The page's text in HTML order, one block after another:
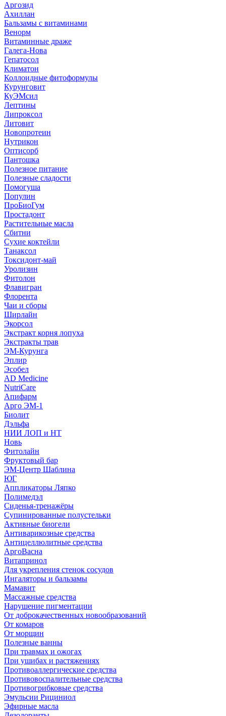
Аргозид
Ахиллан
Бальзамы с витаминами
Венорм
Витаминные драже
Галега-Нова
Гепатосол
Климатон
Коллоидные фитоформулы
Курунговит
КуЭМсил
Лептины
Липроксол
Литовит
Новопротеин
Нутрикон
Оптисорб
Пантошка
Полезное питание
Полезные сладости
Помогуша
Популин
ПроБиоГум
Простадонт
Растительные масла
Сбитни
Сухие коктейли
Танаксол
Токсидонт-май
Уролизин
Фитолон
Флавигран
Флорента
Чаи и сборы
Ширлайн
Экорсол
Экстракт корня лопуха
Экстракты трав
ЭМ-Курунга
Эплир
Эсобел
AD Medicine
NutriCare
Апифарм
Арго ЭМ-1
Биолит
Дэльфа
НИИ ЛОП и НТ
Новь
Фитолайн
Фруктовый бар
ЭМ-Центр Шаблина
ЮГ
Аппликаторы Ляпко
Полимедэл
Сиденья-тренажёры
Супинированные полустельки
Активные биогели
Антиварикозные средства
Антицеллюлитные средства
АргоВасна
Витапринол
Для укрепления стенок сосудов
Ингаляторы и бальзамы
Мамавит
Массажные средства
Нарушение пигментации
От доброкачественных новообразований
От комаров
От морщин
Полезные ванны
При травмах и ожогах
При ушибах и растяжениях
Противоаллергические средства
Противовоспалительные средства
Противогрибковые средства
Эмульсии Рициниол
Эфирные масла